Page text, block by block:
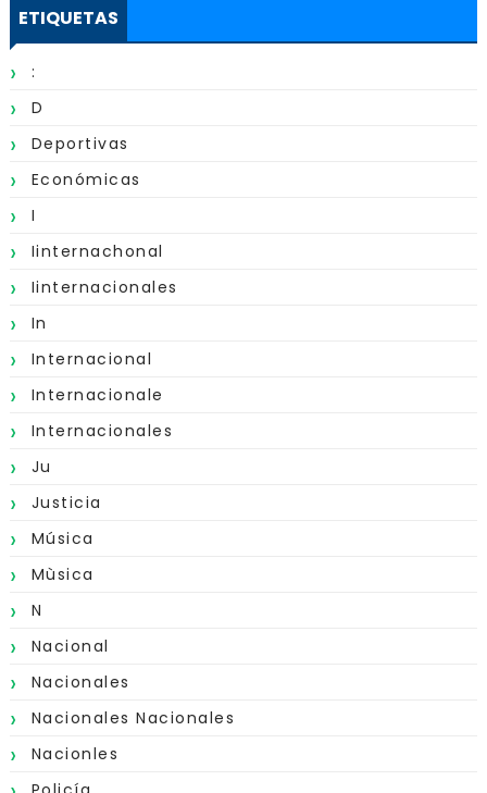
ETIQUETAS
:
D
Deportivas
Económicas
I
Iinternachonal
Iinternacionales
In
Internacional
Internacionale
Internacionales
Ju
Justicia
Música
Mùsica
N
Nacional
Nacionales
Nacionales Nacionales
Nacionles